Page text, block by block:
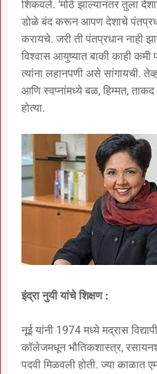
शिकवले. ‘मोठे झाल्यानंतर तुला
डोळे बंद करून आपण देशाचे
करायचे. जरी ती पंतप्रधान नाही
विश्वास आयुष्यात बाकी काही कमी
त्यांना लहानपणी असे सांगायची.
आणि स्वप्नांमध्ये बळ, हिम्मत, ताकद
होत्या.
इंद्रा नुयी यांचे शिक्षण :
नूई यांनी 1974 मध्ये मद्रास
कॉलेजमधून भौतिकशास्त्र,
पदवी मिळवली होती. ज्या काळात